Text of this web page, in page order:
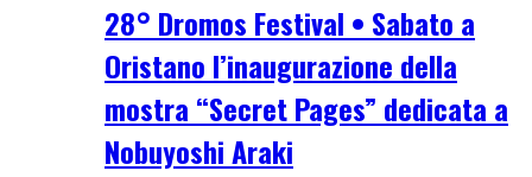
28° Dromos Festival • Sabato a
Oristano l’inaugurazione della
mostra “Secret Pages” dedicata a
Nobuyoshi Araki